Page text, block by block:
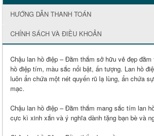
HƯỚNG DẪN THANH TOÁN
CHÍNH SÁCH VÀ ĐIỀU KHOẢN
Chậu lan hồ điệp – Đằm thắm sở hữu vẻ đẹp đằm
hồ điệp tím, màu sắc nổi bật, ấn tượng. Lan hồ
luôn ẩn chứa một nét quyến rũ lạ lùng, ẩn chứa
mạc.
Chậu lan hồ điệp – Đằm thắm mang sắc tím lan
cực kì xinh xắn và ý nghĩa dành tặng bạn bè và